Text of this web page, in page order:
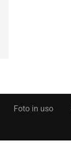
Foto in uso